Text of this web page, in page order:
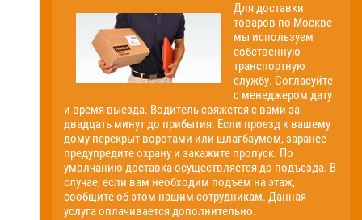
Для доставки
товаров по Москве
мы используем
собственную
транспортную
службу. Согласуйте
с менеджером дату
и время выезда. Водитель свяжется с вами за
двадцать минут до прибытия. Если проезд к вашему
дому перекрыт воротами или шлагбаумом, заранее
предупредите охрану и закажите пропуск. По
умолчанию доставка осуществляется до подъезда. В
случае, если вам необходим подъем на этаж,
сообщите об этом нашим сотрудникам. Данная
услуга оплачивается дополнительно.